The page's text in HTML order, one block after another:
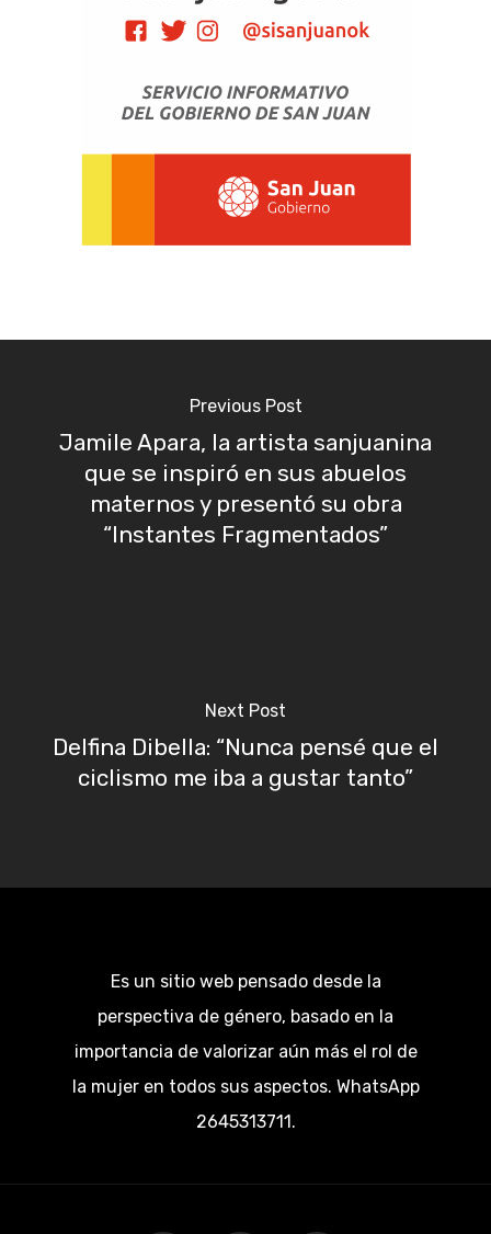
Previous Post
Jamile Apara, la artista sanjuanina
que se inspiró en sus abuelos
maternos y presentó su obra
“Instantes Fragmentados”
Next Post
Delfina Dibella: “Nunca pensé que el
ciclismo me iba a gustar tanto”
Es un sitio web pensado desde la
perspectiva de género, basado en la
importancia de valorizar aún más el rol de
la mujer en todos sus aspectos. WhatsApp
2645313711.